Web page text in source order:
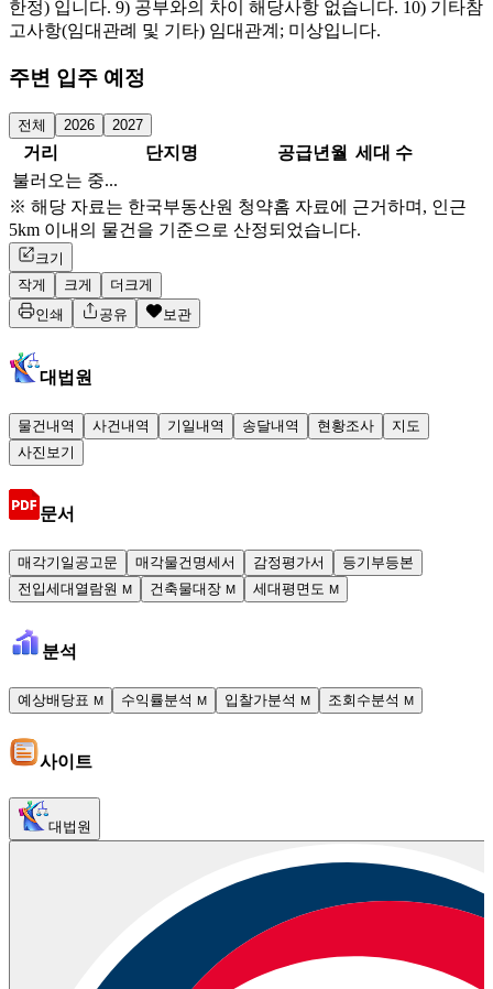
한정) 입니다. 9) 공부와의 차이 해당사항 없습니다. 10) 기타참
고사항(임대관례 및 기타) 임대관계; 미상입니다.
주변 입주 예정
전체 2026 2027
거리 단지명 공급년월 세대 수
불러오는 중...
※ 해당 자료는 한국부동산원 청약홈 자료에 근거하며, 인근
5km 이내의 물건을 기준으로 산정되었습니다.
크기
작게
크게
더크게
인쇄
공유 보관
대법원
물건내역 사건내역 기일내역 송달내역 현황조사
지도
사진보기
문서
매각기일공고문 매각물건명세서 감정평가서
등기부등본
전입세대열람원 M 건축물대장 M 세대평면도 M
분석
예상배당표 M 수익률분석 M 입찰가분석 M 조회수분석 M
사이트
대법원